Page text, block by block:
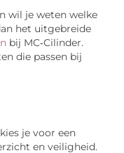
wil je weten welke
het uitgebreide
bij MC‑Cilinder.
die passen bij
kies je voor een
en veiligheid.